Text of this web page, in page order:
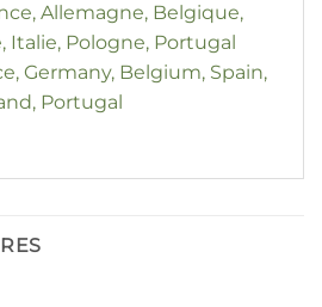
Allemagne, Belgique,
Italie, Pologne, Portugal
Germany, Belgium, Spain,
Portugal